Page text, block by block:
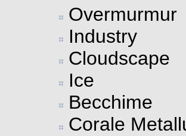
Overmurmur
Industry
Cloudscape
Ice
Becchime
Corale